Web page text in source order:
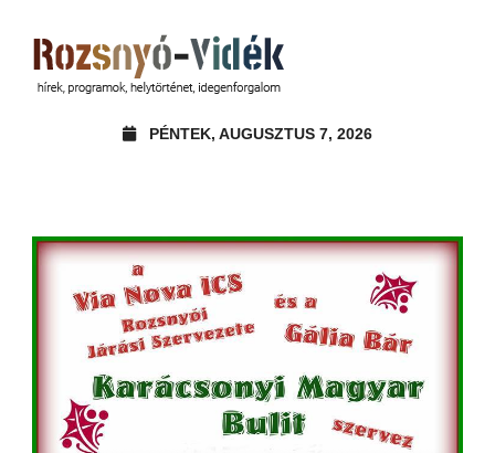
PÉNTEK, AUGUSZTUS 7, 2026